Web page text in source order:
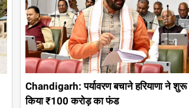
Chandigarh: पर्यावरण बचाने हरियाणा ने शुरू
किया ₹100 करोड़ का फंड